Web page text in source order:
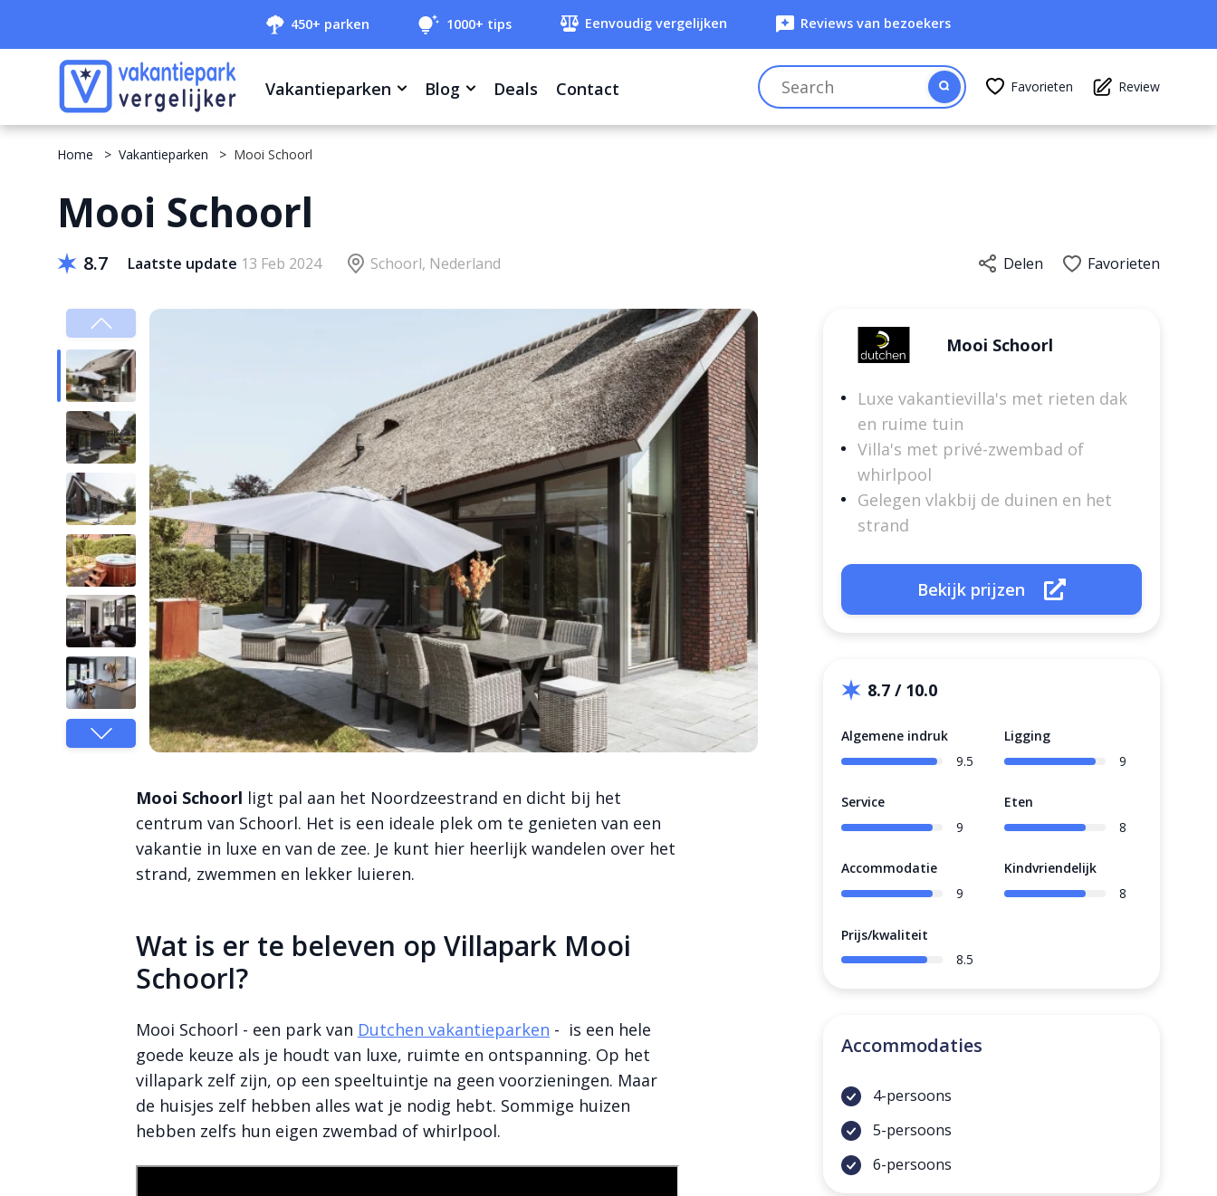
450+ parken 1000+ tips Eenvoudig vergelijken Reviews van bezoekers
Vakantieparken Blog Deals Contact Favorieten Review
Home Vakantieparken Mooi Schoorl
Mooi Schoorl
8.7 Laatste update 13 Feb 2024 Schoorl, Nederland Delen Favorieten
Mooi Schoorl ligt pal aan het Noordzeestrand en dicht bij het
centrum van Schoorl. Het is een ideale plek om te genieten van een
vakantie in luxe en van de zee. Je kunt hier heerlijk wandelen over het
strand, zwemmen en lekker luieren.
Wat is er te beleven op Villapark Mooi
Schoorl?
Mooi Schoorl - een park van Dutchen vakantieparken - is een hele
goede keuze als je houdt van luxe, ruimte en ontspanning. Op het
villapark zelf zijn, op een speeltuintje na geen voorzieningen. Maar
de huisjes zelf hebben alles wat je nodig hebt. Sommige huizen
hebben zelfs hun eigen zwembad of whirlpool.
Mooi Schoorl
Luxe vakantievilla's met rieten dak
en ruime tuin
Villa's met privé-zwembad of
whirlpool
Gelegen vlakbij de duinen en het
strand
Bekijk prijzen
8.7 / 10.0
Algemene indruk
9.5
Ligging
9
Service
9
Eten
8
Accommodatie
9
Kindvriendelijk
8
Prijs/kwaliteit
8.5
Accommodaties
4-persoons
5-persoons
6-persoons